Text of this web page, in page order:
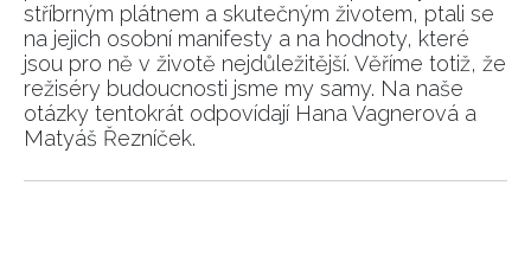
stříbrným plátnem a skutečným životem, ptali se
na jejich osobní manifesty a na hodnoty, které
jsou pro ně v životě nejdůležitější. Věříme totiž, že
režiséry budoucnosti jsme my samy. Na naše
otázky tentokrát odpovídají Hana Vagnerová a
Matyáš Řezníček.